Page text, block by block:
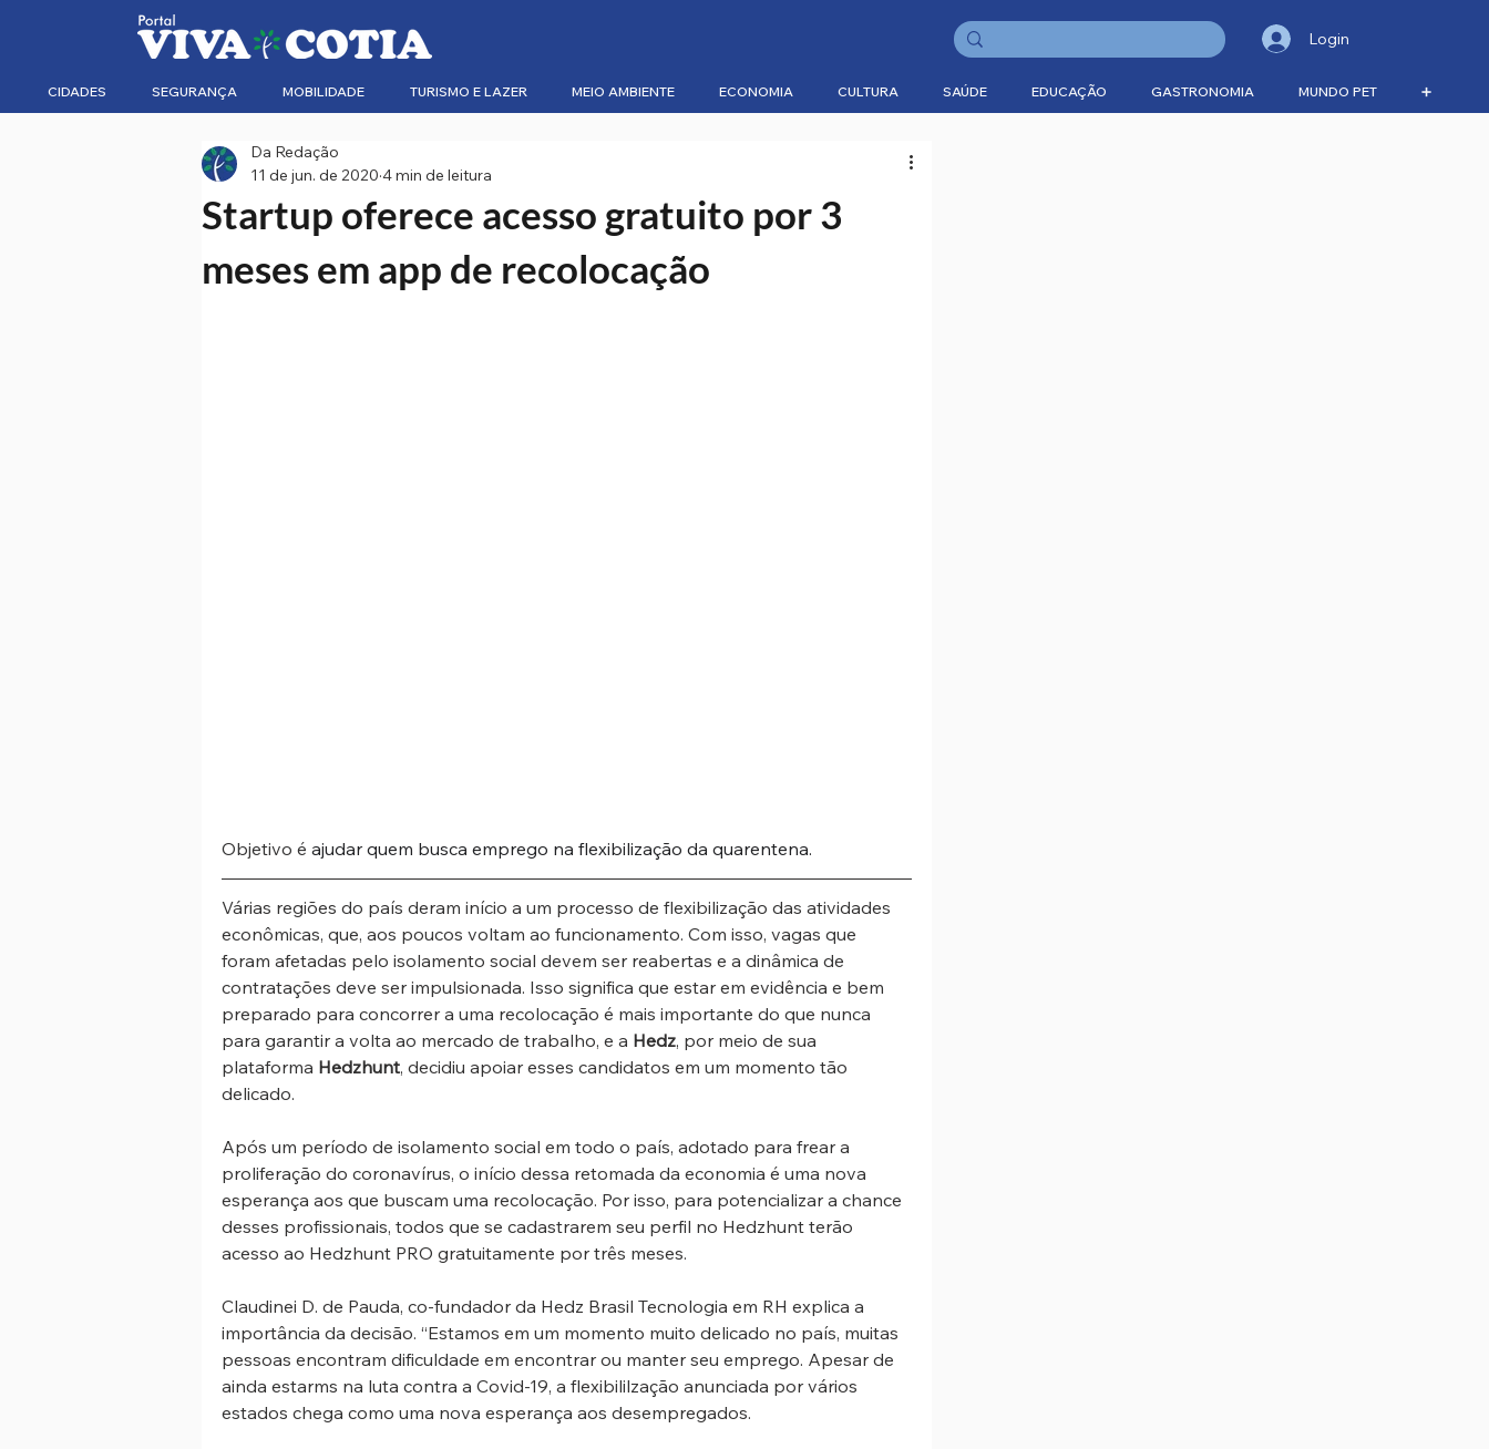
Login
CIDADES SEGURANÇA MOBILIDADE TURISMO E LAZER MEIO AMBIENTE ECONOMIA CULTURA SAÚDE EDUCAÇÃO GASTRONOMIA MUNDO PET ➕
Startup oferece acesso gratuito por 3
meses em app de recolocação
Da Redação
11 de jun. de 2020 4 min de leitura
Objetivo é ajudar quem busca emprego na flexibilização da quarentena.
Várias regiões do país deram início a um processo de flexibilização das atividades
econômicas, que, aos poucos voltam ao funcionamento. Com isso, vagas que
foram afetadas pelo isolamento social devem ser reabertas e a dinâmica de
contratações deve ser impulsionada. Isso significa que estar em evidência e bem
preparado para concorrer a uma recolocação é mais importante do que nunca
para garantir a volta ao mercado de trabalho, e a Hedz, por meio de sua
plataforma Hedzhunt, decidiu apoiar esses candidatos em um momento tão
delicado.
Após um período de isolamento social em todo o país, adotado para frear a
proliferação do coronavírus, o início dessa retomada da economia é uma nova
esperança aos que buscam uma recolocação. Por isso, para potencializar a chance
desses profissionais, todos que se cadastrarem seu perfil no Hedzhunt terão
acesso ao Hedzhunt PRO gratuitamente por três meses.
Claudinei D. de Pauda, co-fundador da Hedz Brasil Tecnologia em RH explica a
importância da decisão. “Estamos em um momento muito delicado no país, muitas
pessoas encontram dificuldade em encontrar ou manter seu emprego. Apesar de
ainda estarms na luta contra a Covid-19, a flexibililzação anunciada por vários
estados chega como uma nova esperança aos desempregados.